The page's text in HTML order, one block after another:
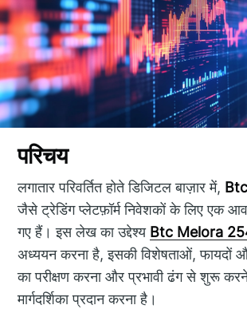
परिचय
लगातार परिवर्तित होते डिजिटल बाज़ार में,
जैसे ट्रेडिंग प्लेटफ़ॉर्म निवेशकों के लिए एक
गए हैं। इस लेख का उद्देश्य Btc Melora
अध्ययन करना है, इसकी विशेषताओं, फायदों
का परीक्षण करना और प्रभावी ढंग से शुरू
मार्गदर्शिका प्रदान करना है।